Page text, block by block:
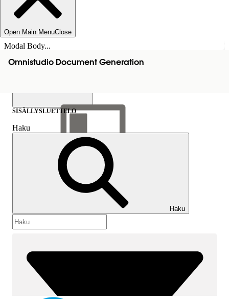
Open Main MenuClose
Modal Body...
Omnistudio Document Generation
Näytä sisällysluettelo
Sisällysluettelo
SISÄLLYSLUETTELO
Haku
Haku